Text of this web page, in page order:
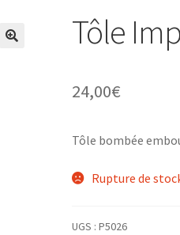
Tôle
24,00€
Tôle bombée
Rupture de
UGS :P5026